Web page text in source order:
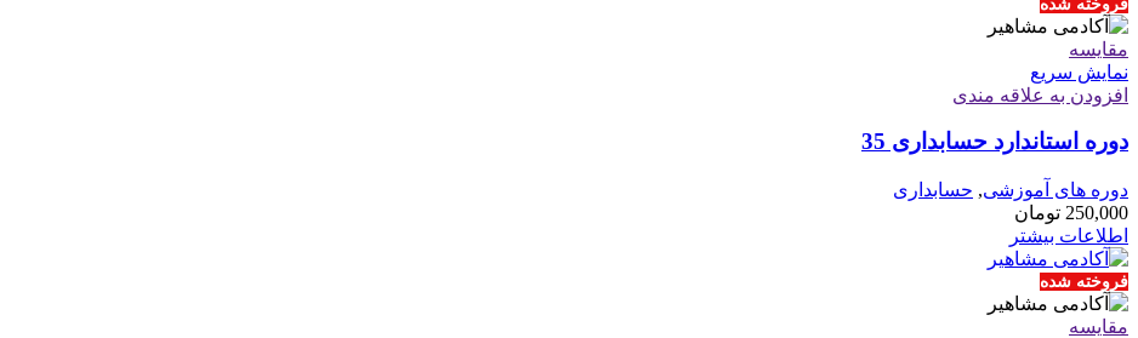
فروخته شده
مقايسه
نمایش سریع
افزودن به علاقه مندی
دوره استاندارد حسابداری 35
دوره های آموزشی, حسابداری
250,000 تومان
اطلاعات بیشتر
فروخته شده
مقايسه